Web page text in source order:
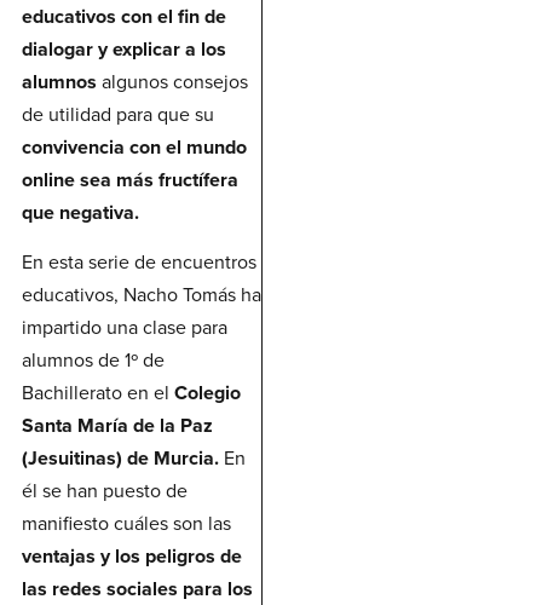
educativos con el fin de
dialogar y explicar a los
alumnos algunos consejos
de utilidad para que su
convivencia con el mundo
online sea más fructífera
que negativa.
En esta serie de encuentros
educativos, Nacho Tomás ha
impartido una clase para
alumnos de 1º de
Bachillerato en el Colegio
Santa María de la Paz
(Jesuitinas) de Murcia.En
él se han puesto de
manifiesto cuáles son las
ventajas y los peligros de
las redes sociales para los